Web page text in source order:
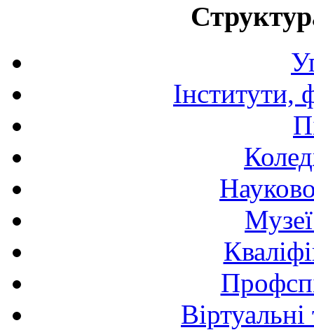
Інститути,